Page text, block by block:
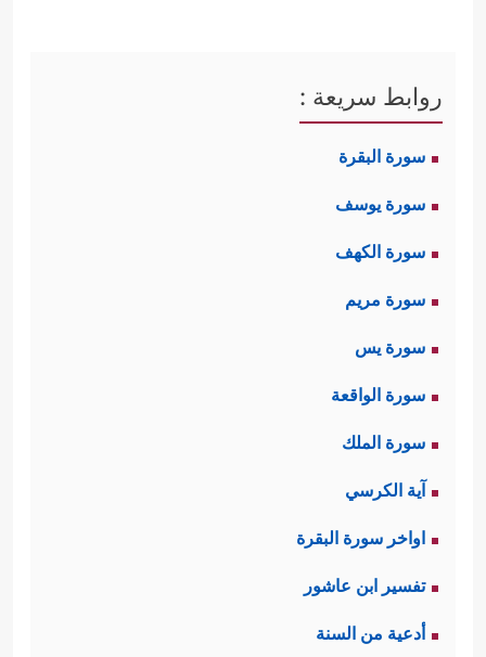
روابط سريعة :
سورة البقرة
سورة يوسف
سورة الكهف
سورة مريم
سورة يس
سورة الواقعة
سورة الملك
آية الكرسي
اواخر سورة البقرة
تفسير ابن عاشور
أدعية من السنة